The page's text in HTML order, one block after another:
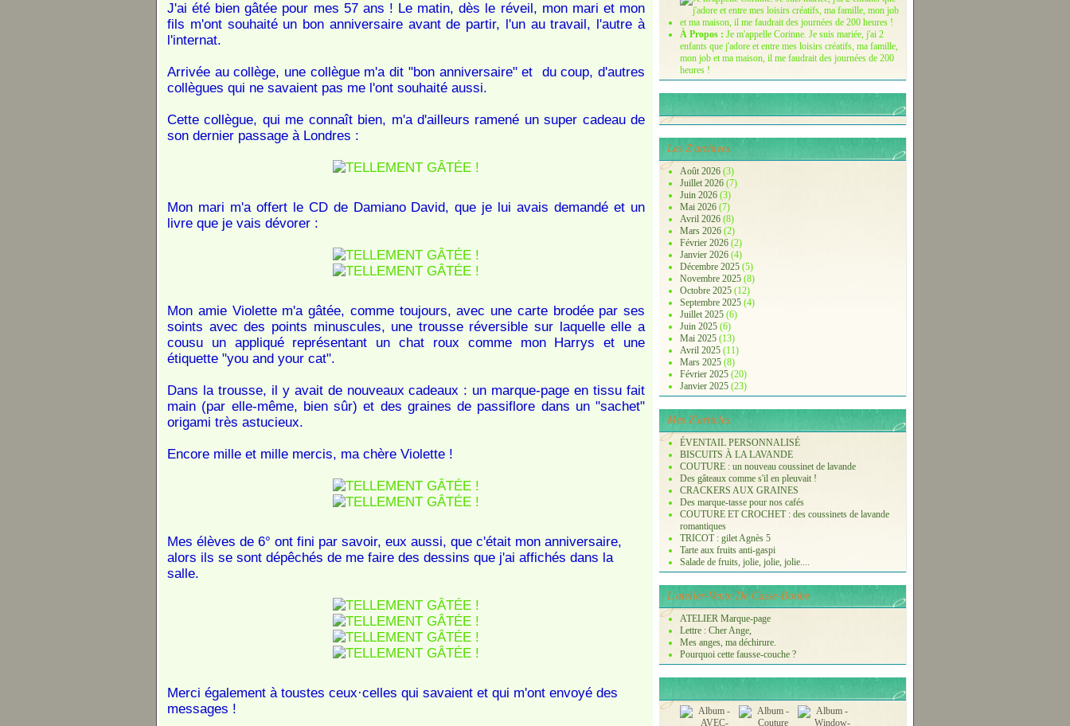
J'ai été bien gâtée pour mes 57 ans ! Le matin, dès le réveil, mon mari et mon
fils m'ont souhaité un bon anniversaire avant de partir, l'un au travail, l'autre à
l'internat.
Arrivée au collège, une collègue m'a dit "bon anniversaire" et du coup, d'autres
collègues qui ne savaient pas me l'ont souhaité aussi.
Cette collègue, qui me connaît bien, m'a d'ailleurs ramené un super cadeau de
son dernier passage à Londres :
Mon mari m'a offert le CD de Damiano David, que je lui avais demandé et un
livre que je vais dévorer :
Mon amie Violette m'a gâtée, comme toujours, avec une carte brodée par ses
soints avec des points minuscules, une trousse réversible sur laquelle elle a
cousu un appliqué représentant un chat roux comme mon Harrys et une
étiquette "you and your cat".
Dans la trousse, il y avait de nouveaux cadeaux : un marque-page en tissu fait
main (par elle-même, bien sûr) et des graines de passiflore dans un "sachet"
origami très astucieux.
Encore mille et mille mercis, ma chère Violette !
Mes élèves de 6° ont fini par savoir, eux aussi, que c'était mon anniversaire,
alors ils se sont dépêchés de me faire des dessins que j'ai affichés dans la
salle.
Merci également à toustes ceux·celles qui savaient et qui m'ont envoyé des
messages !
À Propos : Je m'appelle Corinne. Je suis mariée, j'ai 2
enfants que j'adore et entre mes loisirs créatifs, ma famille,
mon job et ma maison, il me faudrait des journées de 200
heures !
Les Z'archives.
Août 2026 (3)
Juillet 2026 (7)
Juin 2026 (3)
Mai 2026 (7)
Avril 2026 (8)
Mars 2026 (2)
Février 2026 (2)
Janvier 2026 (4)
Décembre 2025 (5)
Novembre 2025 (8)
Octobre 2025 (12)
Septembre 2025 (4)
Juillet 2025 (6)
Juin 2025 (6)
Mai 2025 (13)
Avril 2025 (11)
Mars 2025 (8)
Février 2025 (20)
Janvier 2025 (23)
Mes Z'articles.
ÉVENTAIL PERSONNALISÉ
BISCUITS À LA LAVANDE
COUTURE : un nouveau coussinet de lavande
Des gâteaux comme s'il en pleuvait !
CRACKERS AUX GRAINES
Des marque-tasse pour nos cafés
COUTURE ET CROCHET : des coussinets de lavande
romantiques
TRICOT : gilet Agnès 5
Tarte aux fruits anti-gaspi
Salade de fruits, jolie, jolie, jolie....
L'atelier-Vente De Casse-Bonbe
ATELIER Marque-page
Lettre : Cher Ange,
Mes anges, ma déchirure.
Pourquoi cette fausse-couche ?